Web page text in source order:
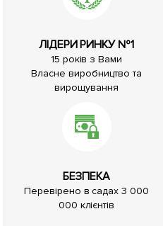
ЛІДЕРИ РИНКУ №1
15 років з Вами
Власне виробництво та
вирощування
БЕЗПЕКА
Перевірено в садах 3 000
000 клієнтів